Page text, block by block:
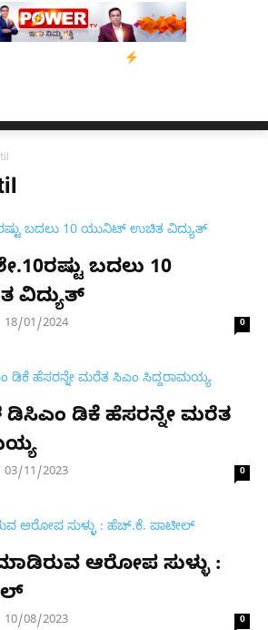
ನ್ಯೂಸ್ ಕಾರ್ಪ್‌ಗೆ ಎಐಯಿಂದ
ಬದಲು 10
18/01/2024 0
ಡಿಕೆ ಹೆಸರನ್ನೇ ಮರೆತ
03/11/2023 0
ಮಾಡಿರುವ ಆರೋಪ ಸುಳ್ಳು :
10/08/2023 0